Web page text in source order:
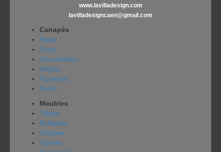
www.lavilladesign.com
lavilladesigncaen@gmail.com
Canapés
Relax
Fixes
Convertibles
Angles
Fauteuils
Poufs
Meubles
Tables
Enfilades
Chaises
Vitrines